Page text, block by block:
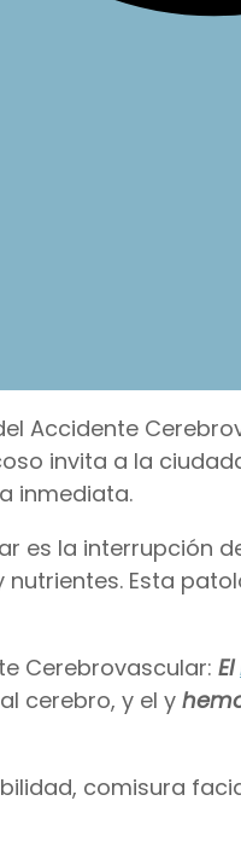
Accidente
invita a la
inmediata.
es la interrupción
Esta
Cerebrovascular: El
cerebro, y el y
comisura